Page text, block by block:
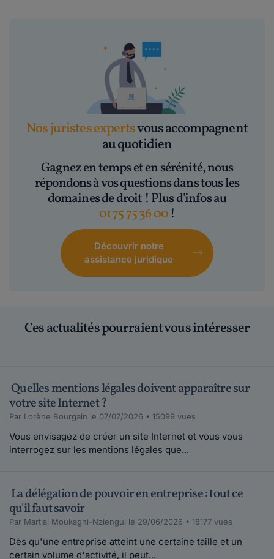
Nos juristes expertsvous accompagnent
au quotidien
Gagnez en temps et en sérénité, nous
répondons à vos questions dans tous les
domaines de droit ! Plus d'infos au
01 75 75 36 00 !
Découvrir notre
assistance juridique
Ces actualités pourraient vous intéresser
Quelles mentions légales doivent apparaître sur
votre site Internet ?
Par Lorène Bourgain le 07/07/2026 • 15099 vues
Vous envisagez de créer un site Internet et vous vous
interrogez sur les mentions légales que...
La délégation de pouvoir en entreprise : tout ce
qu'il faut savoir
Par Martial Moukagni-Nziengui le 29/06/2026 • 18177 vues
Dès qu'une entreprise atteint une certaine taille et un
certain volume d'activité, il peut...